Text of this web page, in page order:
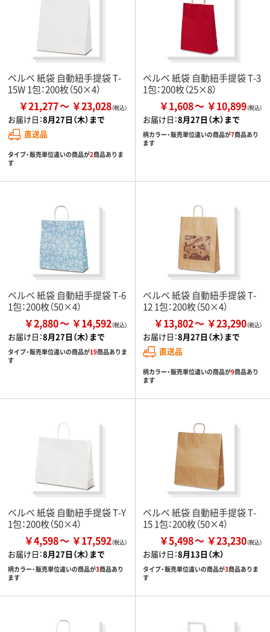
ベルベ 紙袋 自動紐手提袋 T-
15W 1包：200枚（50×4）
￥21,277 ￥23,028
お届け日：8月27日（木）まで
直送品
タイプ・販売単位違いの商品が2商品ありま
す
ベルベ 紙袋 自動紐手提袋 T-3
1包：200枚（25×8）
￥1,608 ￥10,899
お届け日：8月27日（木）まで
柄カラー・販売単位違いの商品が7商品あり
ます
ベルベ 紙袋 自動紐手提袋 T-6
1包：200枚（50×4）
￥2,880 ￥14,592
お届け日：8月27日（木）まで
タイプ・販売単位違いの商品が19商品ありま
す
ベルベ 紙袋 自動紐手提袋 T-
12 1包：200枚（50×4）
￥13,802 ￥23,290
お届け日：8月27日（木）まで
直送品
柄カラー・販売単位違いの商品が9商品あり
ます
ベルベ 紙袋 自動紐手提袋 T-Y
1包：200枚（50×4）
￥4,598 ￥17,592
お届け日：8月27日（木）まで
柄カラー・販売単位違いの商品が3商品あり
ます
ベルベ 紙袋 自動紐手提袋 T-
15 1包：200枚（50×4）
￥5,498 ￥23,230
お届け日：8月13日（木）
タイプ・販売単位違いの商品が3商品ありま
す